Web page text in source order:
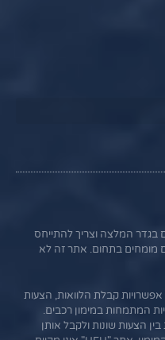
בגדר המלצה וצריך להתייחס
מומחים בתחום. אתר זה לא
קבלת הלוואות, הצעות
המתמחות במימון רכבים.
הצעות שונות ולקבל אותן